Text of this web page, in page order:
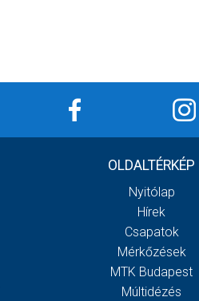
OLDALTÉRKÉP
Nyitólap
Hírek
Csapatok
Mérkőzések
MTK Budapest
Múltidézés